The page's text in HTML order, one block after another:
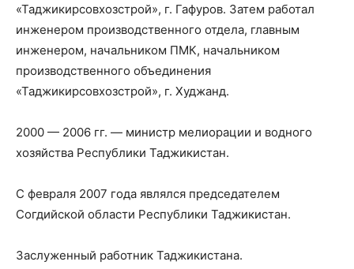
«Таджикирсовхозстрой», г. Гафуров. Затем работал
инженером производственного отдела, главным
инженером, начальником ПМК, начальником
производственного объединения
«Таджикирсовхозстрой», г. Худжанд.
2000 — 2006 гг. — министр мелиорации и водного
хозяйства Республики Таджикистан.
С февраля 2007 года являлся председателем
Согдийской области Республики Таджикистан.
Заслуженный работник Таджикистана.